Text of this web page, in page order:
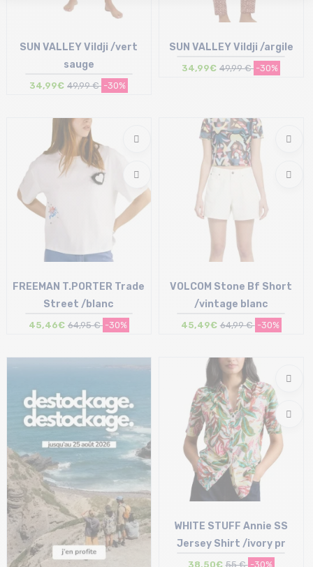
L | XL
SUN VALLEY Vildji /vert
sauge
34,99€ 49,99 € -30%
XS
SUN VALLEY Vildji /argile
34,99€ 49,99 € -30%
FREEMAN T.PORTER Trade
Street /blanc
45,46€ 64,95 € -30%
26 | 27 | 29
VOLCOM Stone Bf Short
/vintage blanc
45,49€ 64,99 € -30%
WHITE STUFF Annie SS
Jersey Shirt /ivory pr
38,50€ 55 € -30%